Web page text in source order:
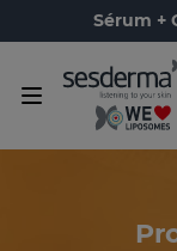
Sérum +